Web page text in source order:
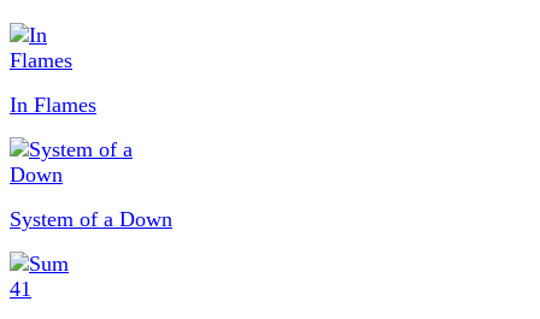
In Flames
System of a Down